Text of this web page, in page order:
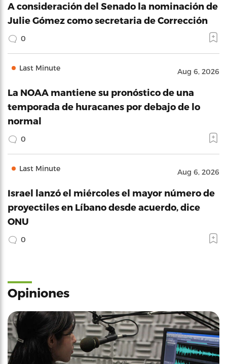
A consideración del Senado la nominación de
Julie Gómez como secretaria de Corrección
0
Last Minute Aug 6, 2026
La NOAA mantiene su pronóstico de una
temporada de huracanes por debajo de lo
normal
0
Last Minute Aug 6, 2026
Israel lanzó el miércoles el mayor número de
proyectiles en Líbano desde acuerdo, dice
ONU
0
Opiniones